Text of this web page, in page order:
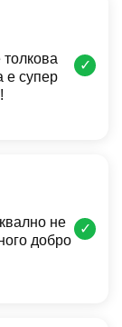
е супер
✓
не
добро
✓